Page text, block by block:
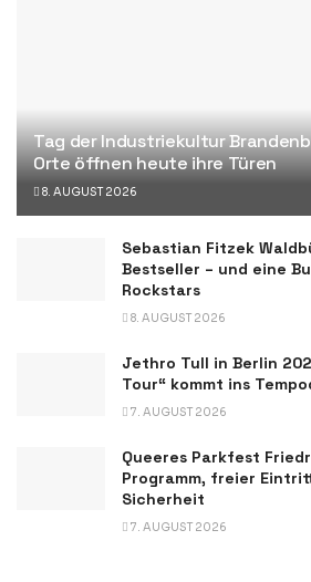
Tag der Industriekultur
Orte öffnen heute ihre Türen
8. AUGUST 2026
Sebastian Fitzek
Bestseller – und eine
Rockstars
8. AUGUST 2026
Jethro Tull in Berlin
Tour“ kommt ins
7. AUGUST 2026
Queeres Parkfest
Programm, freier
Sicherheit
7. AUGUST 2026